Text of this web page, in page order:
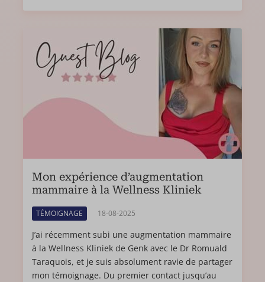
Mon expérience d’augmentation
mammaire à la Wellness Kliniek
TÉMOIGNAGE 18-08-2025
J’ai récemment subi une augmentation mammaire
à la Wellness Kliniek de Genk avec le Dr Romuald
Taraquois, et je suis absolument ravie de partager
mon témoignage. Du premier contact jusqu’au